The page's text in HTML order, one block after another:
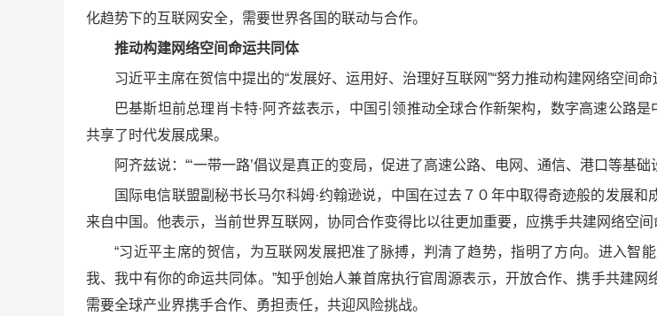
化趋势下的互联网安全，需要世界各国的联动与合作。
推动构建网络空间命运共同体
习近平主席在贺信中提出的“发展好、运用好、治理好互联网”“努力推动构建网络空间
巴基斯坦前总理肖卡特·阿齐兹表示，中国引领推动全球合作新架构，数字高速公路
共享了时代发展成果。
阿齐兹说：“‘一带一路’倡议是真正的变局，促进了高速公路、电网、通信、港口等基
国际电信联盟副秘书长马尔科姆·约翰逊说，中国在过去７０年中取得奇迹般的发展
来自中国。他表示，当前世界互联网，协同合作变得比以往更加重要，应携手共建网络空间
“习近平主席的贺信，为互联网发展把准了脉搏，判清了趋势，指明了方向。进入智
我、我中有你的命运共同体。”知乎创始人兼首席执行官周源表示，开放合作、携手共建
需要全球产业界携手合作、勇担责任，共迎风险挑战。